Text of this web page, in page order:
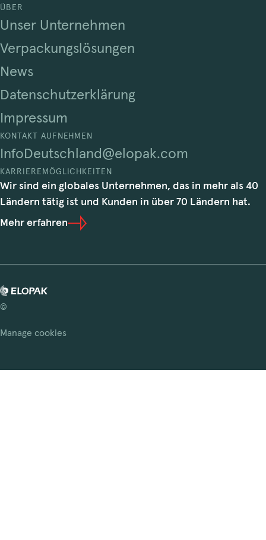
ÜBER
Unser Unternehmen
Verpackungslösungen
News
Datenschutzerklärung
Impressum
KONTAKT AUFNEHMEN
InfoDeutschland@elopak.com
KARRIEREMÖGLICHKEITEN
Wir sind ein globales Unternehmen, das in mehr als 40
Ländern tätig ist und Kunden in über 70 Ländern hat.
Mehr erfahren
©
Manage cookies